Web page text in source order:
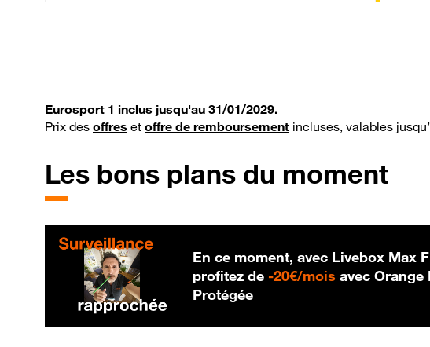
Eurosport 1 inclus jusqu'au 31/01/2029.
Prix des offres et offre de remboursement incluses, valables
Les bons plans du moment
En ce moment, avec Livebox Max
profitez de -20€/mois 20 € par mois
avec Orange
Protégée